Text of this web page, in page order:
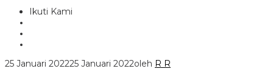
Ikuti Kami
25 Januari 202225 Januari 2022oleh R R